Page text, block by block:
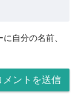
自分の名前、